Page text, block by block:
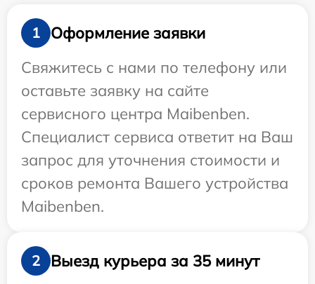
1
Оформление заявки
Свяжитесь с нами по телефону или
оставьте заявку на сайте
сервисного центра Maibenben.
Специалист сервиса ответит на Ваш
запрос для уточнения стоимости и
сроков ремонта Вашего устройства
Maibenben.
2 Выезд курьера за 35 минут